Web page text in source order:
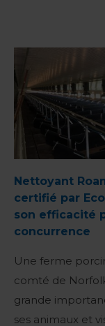
Nettoyant
certifié par
son efficacité
concurrence
Une ferme
comté de
grande
ses animaux et